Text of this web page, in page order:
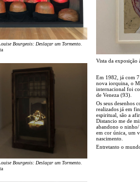
Bourgeois: Deslaçar um Tormento
Bourgeois: Deslaçar um Tormento
Vista da exposição
Em 1982, já com
nova iorquina, o
internacional foi
de Veneza (93).
Os seus desenhos
realizados já em
espiritual, são a
Distancio me de
abandono o ninho/
em cor única, um
nascimento.
Entretanto o